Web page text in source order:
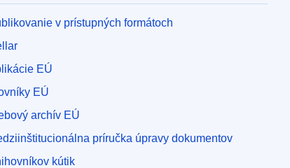
v prístupných formátoch
EÚ
EÚ
archív EÚ
príručka úpravy dokumentov
kútik